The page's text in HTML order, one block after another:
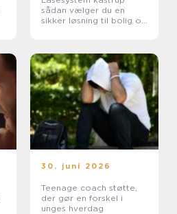
sådan vælger du en
sikker løsning til bolig og
30. juni 2026
Teenage coach støtte,
der gør en forskel i
unges hverdag